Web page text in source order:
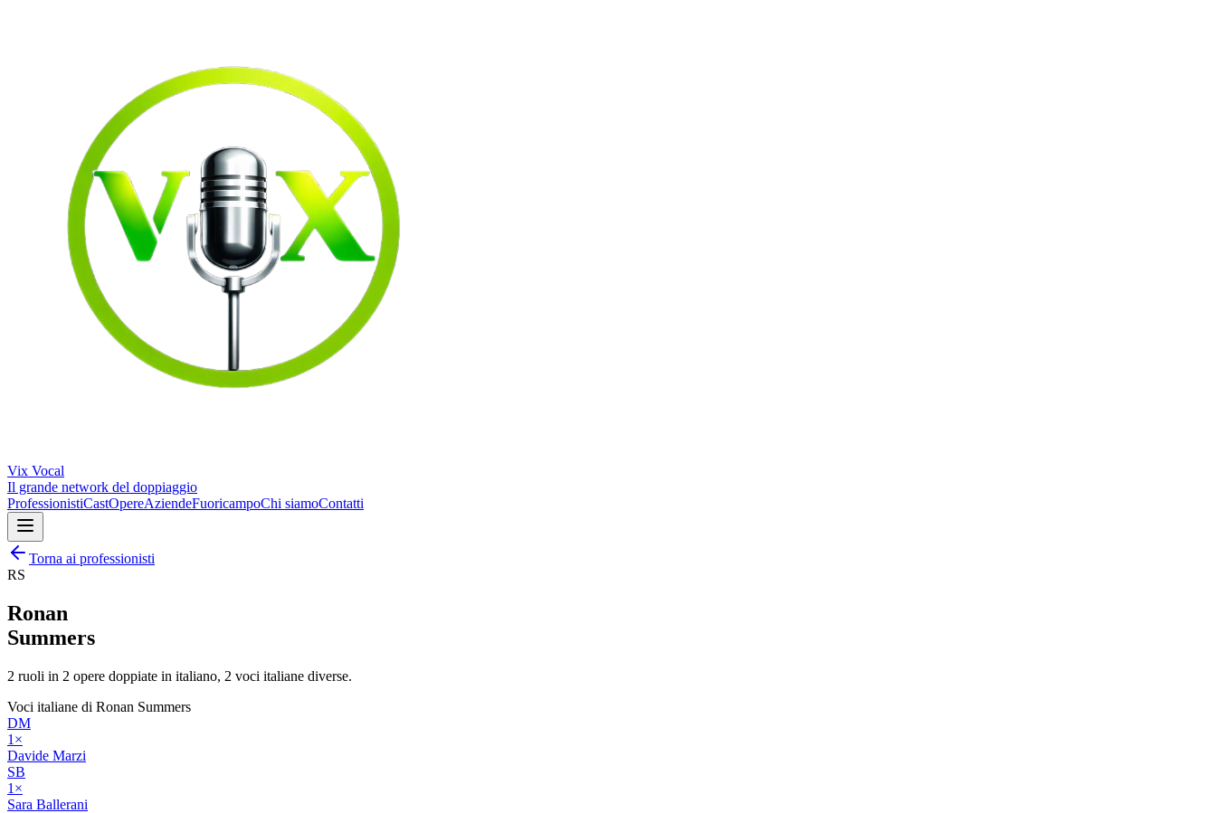
Vix Vocal
Il grande network del doppiaggio
ProfessionistiCastOpereAziendeFuoricampoChi siamoContatti
Torna ai professionisti
RS
Ronan
Summers
2 ruoli in 2 opere doppiate in italiano, 2 voci italiane diverse.
Voci italiane di Ronan Summers
DM
1 ×
Davide Marzi
SB
1 ×
Sara Ballerani